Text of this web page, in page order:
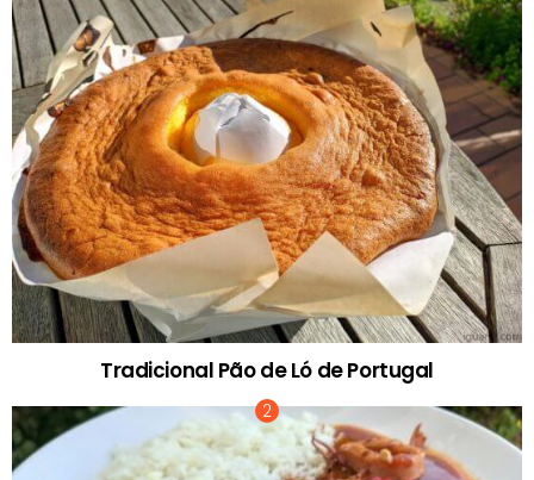
Tradicional Pão de Ló de Portugal